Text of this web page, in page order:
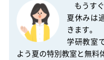
もうすぐ
夏休みは
きます。
学研教室
よう夏の特別教室と無料